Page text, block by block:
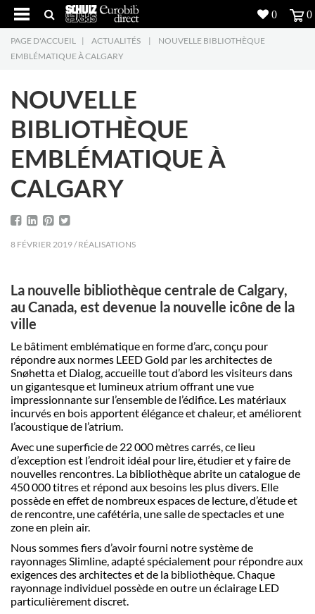
5
Produits
Downloads
L'entreprise
Contact
PAGE D'ACCUEIL | ACTUALITÉS |
NOUVELLE BIBLIOTHÈQUE
EMBLÉMATIQUE À CALGARY
NOUVELLE
BIBLIOTHÈQUE
EMBLÉMATIQUE À
CALGARY
8 FÉVRIER 2019 / RÉALISATIONS
La nouvelle bibliothèque centrale de Calgary,
au Canada, est devenue la nouvelle icône de la
ville
Le bâtiment emblématique en forme d’arc, conçu pour
répondre aux normes LEED Gold par les architectes de
Snøhetta et Dialog, accueille tout d’abord les visiteurs dans
un gigantesque et lumineux atrium offrant une vue
impressionnante sur l’ensemble de l’édifice. Les matériaux
incurvés en bois apportent élégance et chaleur, et améliorent
l’acoustique de l’atrium.
Avec une superficie de 22 000 mètres carrés, ce lieu
d’exception est l’endroit idéal pour lire, étudier et y faire de
nouvelles rencontres. La bibliothèque abrite un catalogue de
450 000 titres et répond aux besoins les plus divers. Elle
possède en effet de nombreux espaces de lecture, d’étude et
de rencontre, une cafétéria, une salle de spectacles et une
zone en plein air.
Nous sommes fiers d’avoir fourni notre système de
rayonnages Slimline, adapté spécialement pour répondre aux
exigences des architectes et de la bibliothèque. Chaque
rayonnage individuel possède en outre un éclairage LED
particulièrement discret.
0 0